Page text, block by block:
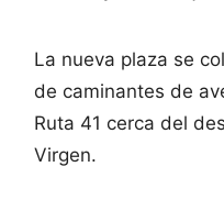
La nueva plaza se
de caminantes de
Ruta 41 cerca del
Virgen.